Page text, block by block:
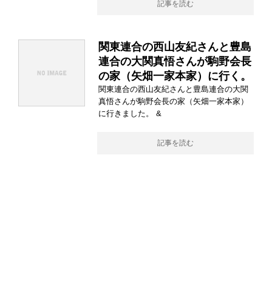
記事を読む
関東連合の西山友紀さんと豊島
連合の大関真悟さんが駒野会長
の家（矢畑一家本家）に行く。
関東連合の西山友紀さんと豊島連合の大関
真悟さんが駒野会長の家（矢畑一家本家）
に行きました。 &
記事を読む